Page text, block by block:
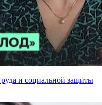
и социальной защиты